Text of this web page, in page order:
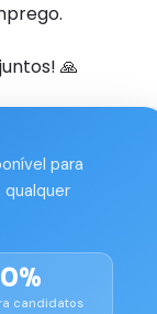
🙏
para
candidatos